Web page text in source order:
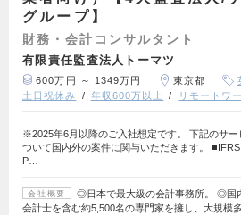
グループ】
財務・会計コンサルタント
有限責任監査法人トーマツ
600万円 ～ 1349万円 東京都
土日祝休み
年収600万以上 リモートワ
※2025年6月以降のご入社想定です。 下記のサー
ついて国内外の案件に関与いただきます。
P…
会社概要
◎日本で最大級の会計事務所。 ◎国
会計士を含む約5,500名の専門家を擁し、大規模